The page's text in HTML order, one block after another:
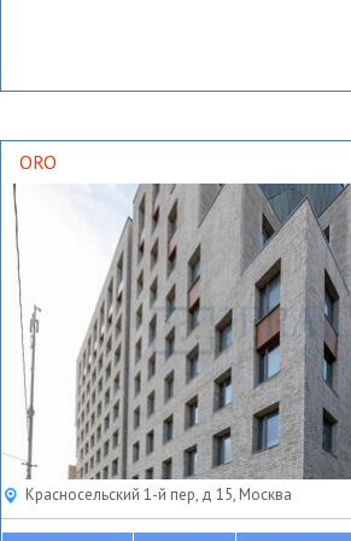
ORO
Красносельский 1-й пер, д 15, Москва